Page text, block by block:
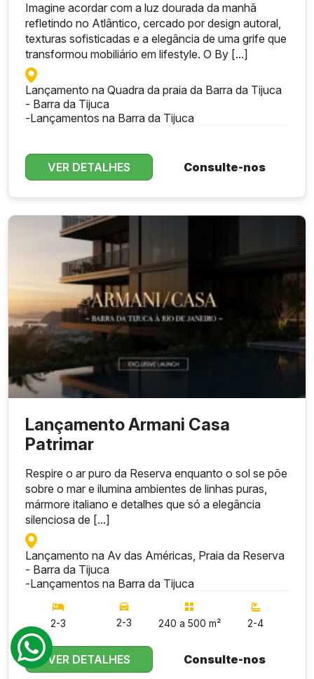
Imagine acordar com a luz dourada da manhã
refletindo no Atlântico, cercado por design autoral,
texturas sofisticadas e a elegância de uma grife que
transformou mobiliário em lifestyle. O By [...]
Lançamento na Quadra da praia da Barra da Tijuca
- Barra da Tijuca
-Lançamentos na Barra da Tijuca
VER DETALHES Consulte-nos
Lançamento Armani Casa
Patrimar
Respire o ar puro da Reserva enquanto o sol se põe
sobre o mar e ilumina ambientes de linhas puras,
mármore italiano e detalhes que só a elegância
silenciosa de [...]
Lançamento na Av das Américas, Praia da Reserva
- Barra da Tijuca
-Lançamentos na Barra da Tijuca
2-3 2-3 240 a 500 m² 2-4
VER DETALHES Consulte-nos